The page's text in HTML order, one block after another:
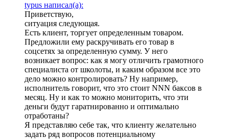
typus написал(а):
Приветствую,
ситуация следующая.
Есть клиент, торгует определенным товаром.
Предложили ему раскручивать его товар в
соцсетях за определенную сумму. У него
возникает вопрос: как я могу отличить грамотного
специалиста от школоты, и каким образом все это
дело можно контролировать? Ну например,
исполнитель говорит, что это стоит NNN баксов в
месяц. Ну и как то можно мониторить, что эти
деньги будут гаратнированно и оптимально
отработаны?
Я представляю себе так, что клиенту желательно
задать ряд вопросов потенциальному